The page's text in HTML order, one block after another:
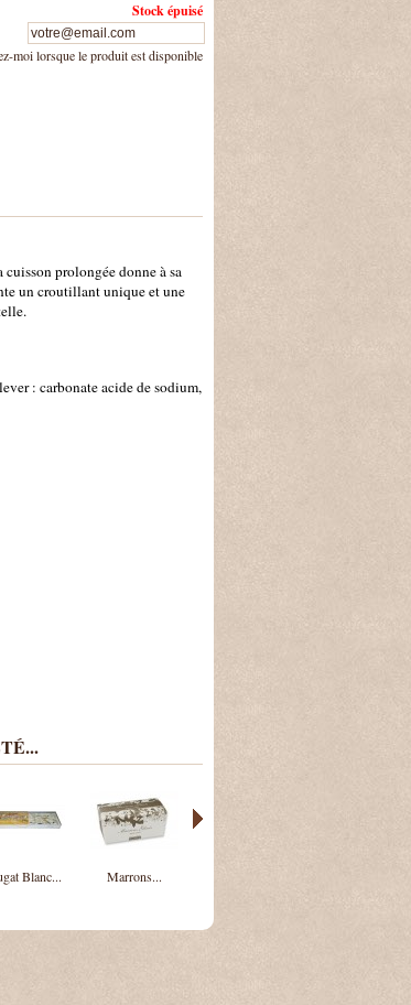
Stock épuisé
moi lorsque le produit est disponible
prolongée donne à sa
un croutillant unique et une
: carbonate acide de sodium,
Blanc... Marrons...